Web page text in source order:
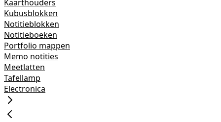
Kaarthouders
Kubusblokken
Notitieblokken
Notitieboeken
Portfolio mappen
Memo notities
Meetlatten
Tafellamp
Electronica